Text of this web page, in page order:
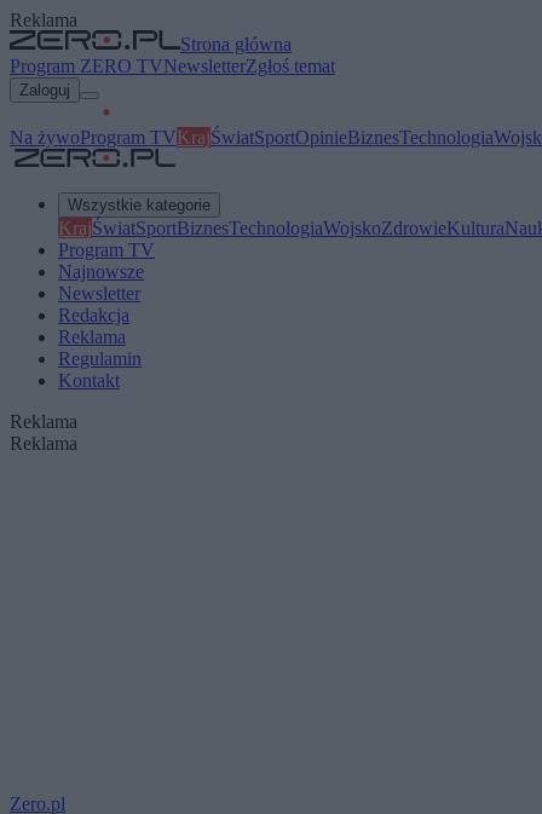
Reklama
Strona główna
Program ZERO TVNewsletterZgłoś temat
Zaloguj
Na żywoProgram TVKrajŚwiatSportOpinieBiznesTechnologia
Wszystkie kategorie
KrajŚwiatSportBiznesTechnologiaWojskoZdrowieKultura
Program TV
Najnowsze
Newsletter
Redakcja
Reklama
Regulamin
Kontakt
Reklama
Reklama
Zero.pl